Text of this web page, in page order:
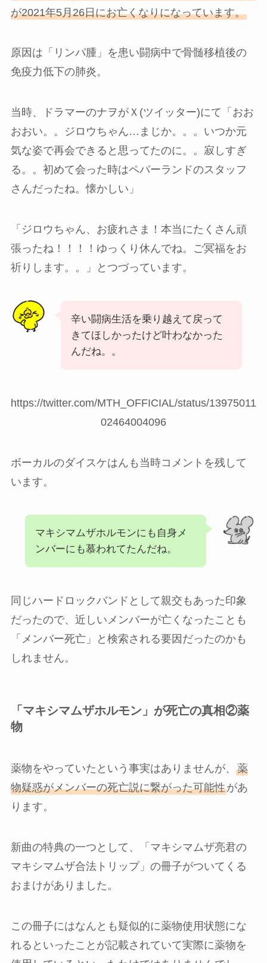
が2021年5月26日にお亡くなりになっています。
原因は「リンパ腫」を患い闘病中で骨髄移植後の
免疫力低下の肺炎。
当時、ドラマーのナヲがＸ(ツイッター)にて「おお
おおい。。ジロウちゃん…まじか。。。いつか元
気な姿で再会できると思ってたのに。。寂しすぎ
る。。初めて会った時はペパーランドのスタッフ
さんだったね。懐かしい」
「ジロウちゃん、お疲れさま！本当にたくさん頑
張ったね！！！！ゆっくり休んでね。ご冥福をお
祈りします。。」とつづっています。
辛い闘病生活を乗り越えて戻って
きてほしかったけど叶わなかった
んだね。。
https://twitter.com/MTH_OFFICIAL/status/13975011
02464004096
ボーカルのダイスケはんも当時コメントを残して
います。
マキシマムザホルモンにも自身メ
ンバーにも慕われてたんだね。
同じハードロックバンドとして親交もあった印象
だったので、近しいメンバーが亡くなったことも
「メンバー死亡」と検索される要因だったのかも
しれません。
「マキシマムザホルモン」が死亡の真相②薬
物
薬物をやっていたという事実はありませんが、 薬
物疑惑がメンバーの死亡説に繋がった可能性があ
ります。
新曲の特典の一つとして、「マキシマムザ亮君の
マキシマムザ合法トリップ」の冊子がついてくる
おまけがありました。
この冊子にはなんとも疑似的に薬物使用状態にな
れるといったことが記載されていて実際に薬物を